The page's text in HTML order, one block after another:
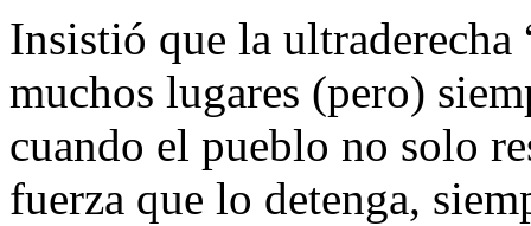
Insistió que la
muchos lugares (pero)
cuando el pueblo no solo
fuerza que lo detenga,